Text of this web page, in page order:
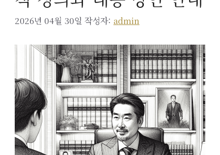
2026년 04월 30일 작성자: admin